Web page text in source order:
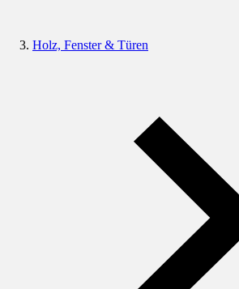
Holz, Fenster & Türen